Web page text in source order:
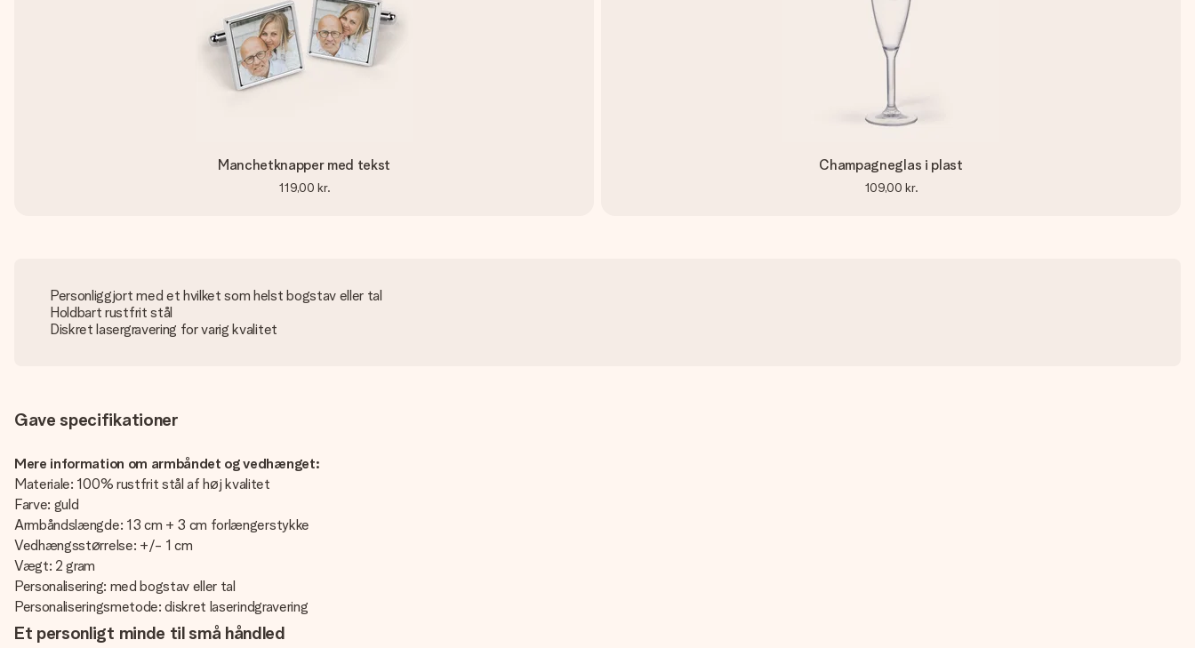
Manchetknapper med tekst
119,00 kr.
Champagneglas i plast
109,00 kr.
Personliggjort med et hvilket som helst bogstav eller tal
Holdbart rustfrit stål
Diskret lasergravering for varig kvalitet
Gave specifikationer
Mere information om armbåndet og vedhænget:
Materiale: 100% rustfrit stål af høj kvalitet
Farve: guld
Armbåndslængde: 13 cm + 3 cm forlængerstykke
Vedhængsstørrelse: +/- 1 cm
Vægt: 2 gram
Personalisering: med bogstav eller tal
Personaliseringsmetode: diskret laserindgravering
Et personligt minde til små håndled